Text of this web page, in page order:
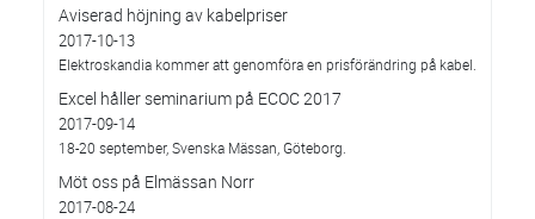
Aviserad höjning av kabelpriser
2017-10-13
Elektroskandia kommer att genomföra en prisförändring på kabel.
Excel håller seminarium på ECOC 2017
2017-09-14
18-20 september, Svenska Mässan, Göteborg.
Möt oss på Elmässan Norr
2017-08-24